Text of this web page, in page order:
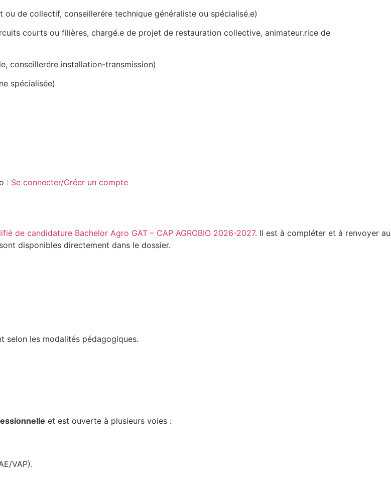
de collectif, conseillerére technique généraliste ou spécialisé.e)
courts ou filières, chargé.e de projet de restauration collective, animateur.rice de
conseillerére installation-transmission)
spécialisée)
: Se connecter/Créer un compte
de candidature Bachelor Agro GAT – CAP AGROBIO 2026-2027. Il est à compléter et à renvoyer au
disponibles directement dans le dossier.
selon les modalités pédagogiques.
et est ouverte à plusieurs voies :
VAP).